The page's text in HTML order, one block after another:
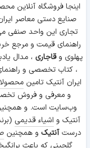
اینجا فروشگاه آنلاین
صنایع دستی معاصر
تجاری این واحد صنفی
راهنمای قیمت و مرجع
پهلوی وقاجاری ، مدال
، کتاب تخصصی و
ایران آنتیک تامین
و معرفی و فروش
وب‌سایت است. و همچنین
آنتیک و اشیاء قدیمی
درستآنتیک و همچنین
گلچینی که باعث